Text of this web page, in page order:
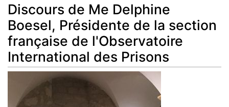
Discours de Me Delphine
Boesel, Présidente de la section
française de l'Observatoire
International des Prisons